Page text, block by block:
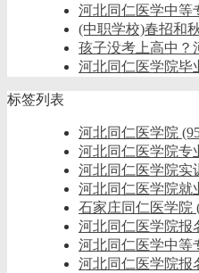
河北同仁医学中等
(中职学校)春招和
孩子没考上高中？
河北同仁医学院毕
标签列表
河北同仁医学院
河北同仁医学院专
河北同仁医学院实
河北同仁医学院就
石家庄同仁医学院
河北同仁医学院报
河北同仁医学中等
河北同仁医学院报